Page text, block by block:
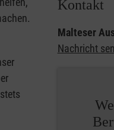
Kontakt
Malteser
Nachricht